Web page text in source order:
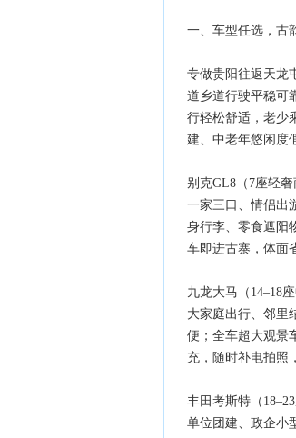
一、车型任选，古
专做贵阳往返天龙
道乡道行驶平稳可
行轻松舒适，老少
建、中老年悠闲度
别克GL8（7座轻奢
一家三口、情侣出
身行李、零食遮阳
车即进古寨，体面
九龙大马（14–18座
大家庭出行、邻里
便；全车超大观景
充，随时补电拍照
丰田考斯特（18–23
单位团建、政企小